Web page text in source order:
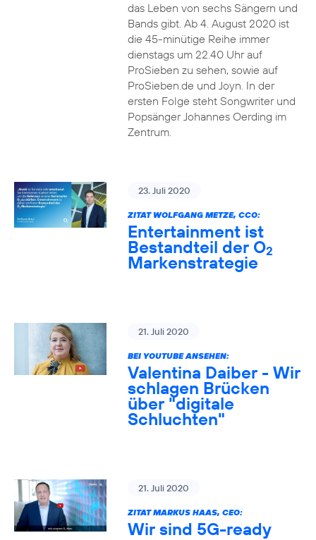
das Leben von sechs Sängern und
Bands gibt. Ab 4. August 2020 ist
die 45-minütige Reihe immer
dienstags um 22.40 Uhr auf
ProSieben zu sehen, sowie auf
ProSieben.de und Joyn. In der
ersten Folge steht Songwriter und
Popsänger Johannes Oerding im
Zentrum.
23. Juli 2020
ZITAT WOLFGANG METZE, CCO:
Entertainment ist
Bestandteil der O2
Markenstrategie
21. Juli 2020
BEI YOUTUBE ANSEHEN:
Valentina Daiber - Wir
schlagen Brücken
über "digitale
Schluchten"
21. Juli 2020
ZITAT MARKUS HAAS, CEO:
Wir sind 5G-ready